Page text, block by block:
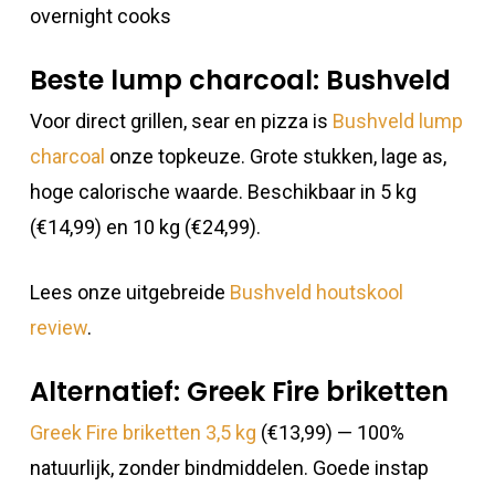
overnight cooks
Beste lump charcoal: Bushveld
Voor direct grillen, sear en pizza is Bushveld lump
charcoal onze topkeuze. Grote stukken, lage as,
hoge calorische waarde. Beschikbaar in 5 kg
(€14,99) en 10 kg (€24,99).
Lees onze uitgebreide Bushveld houtskool
review.
Alternatief: Greek Fire briketten
Greek Fire briketten 3,5 kg (€13,99) — 100%
natuurlijk, zonder bindmiddelen. Goede instap